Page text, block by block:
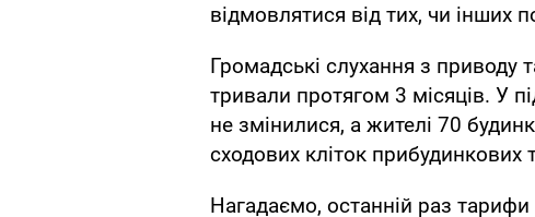
відмовлятися від тих, чи
Громадські слухання з приводу
тривали протягом 3 місяців. У
не змінилися, а жителі 70
сходових кліток прибудинкових
Нагадаємо, останній раз тарифи